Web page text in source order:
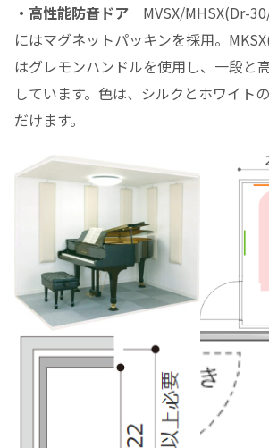
・高性能防音ドア MVSX/MHSX(Dr-
にはマグネットパッキンを採用。
はグレモンハンドルを使用し、一段と
しています。色は、シルクとホワイト
だけます。